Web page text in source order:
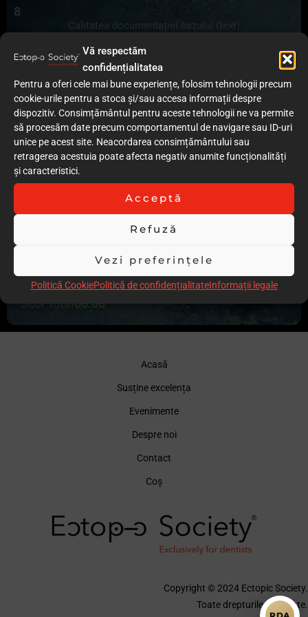
Vă respectăm
confidențialitatea
Pentru a oferi cele mai bune experiențe, folosim tehnologii precum
cookie-urile pentru a stoca și/sau accesa informații despre
dispozitiv. Consimțământul pentru aceste tehnologii ne va permite
să procesăm date precum comportamentul de navigare sau ID-uri
unice pe acest site. Neacordarea consimțământului sau
retragerea acestuia poate afecta negativ anumite funcționalități
și caracteristici.
Acceptă
Refuză
Vezi preferințele
Politică CookiePolitică de confidențialitateInformații legale
8
Calitatea documentației cazului (text)
Acuratețea execuției procedurilor clinice
Grad redus de invazivitate
10
Calitatea rezultatului imediat (postoperator)
8
Rezultatul la control / Follow-up
4
4
Comentarii
Din pacate,din prezentare nu am observat nici o idee de
follow-up,nici din text si nici din imagini.Imaginile ar trebui
insotite de text explicativ.Realizare clinica deosebita dar
depunctarea a aparut la follow-up.Ce s-a intamplat cu CP
intre 1.3 si 4.3?
Scor total66.00
Acasă
Susține excelența
Evenimente
Despre noi
Contact
Coș
Copyright © 2024 Ectopic Society.
Toate drepturile rezervate.